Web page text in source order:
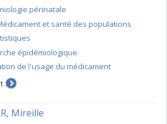
périnatale
et santé des populations
épidémiologique
de l'usage du médicament
Mireille